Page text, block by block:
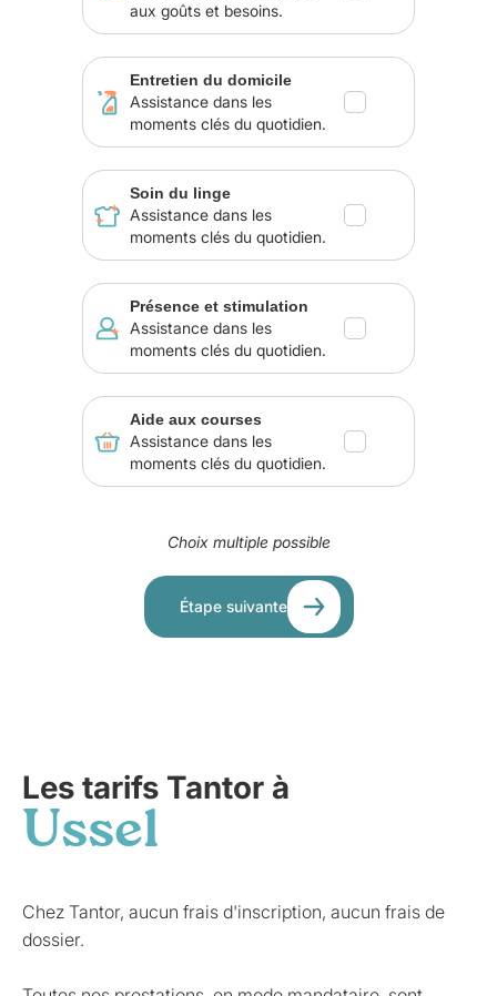
aux goûts et besoins.
Entretien du domicile
Assistance dans les
moments clés du quotidien.
Soin du linge
Assistance dans les
moments clés du quotidien.
Présence et stimulation
Assistance dans les
moments clés du quotidien.
Aide aux courses
Assistance dans les
moments clés du quotidien.
Choix multiple possible
Étape suivante
Les tarifs Tantor à
Ussel
Chez Tantor, aucun frais d'inscription, aucun frais de
dossier.